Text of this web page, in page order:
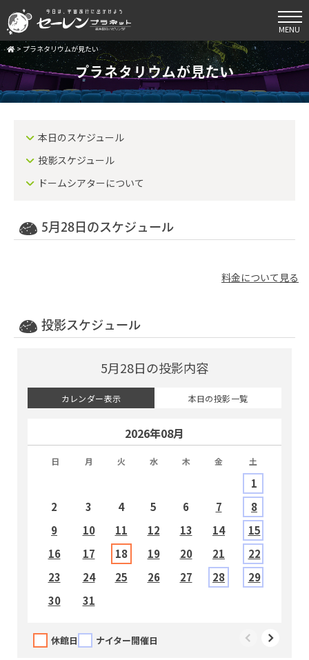
MENU
> プラネタリウムが見たい
プラネタリウムが見たい
本日のスケジュール
投影スケジュール
ドームシアターについて
5月28日のスケジュール
料金について見る
投影スケジュール
5月28日の投影内容
カレンダー表示 本日の投影一覧
2026年08月
日 月 火 水 木 金 土
1
2
3 4 5 6 7
8
9
10 11 12 13 14
15
16
17 18 19 20 21
22
23
24 25 26 27 28
29
30
31
休館日 ナイター開催日